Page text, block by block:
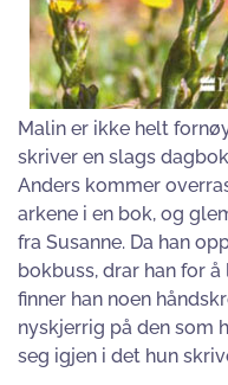
Malin er ikke helt
skriver en slags
Anders kommer
arkene i en bok, og
fra Susanne. Da han
bokbuss, drar han for å
finner han noen
nyskjerrig på den som
seg igjen i det hun